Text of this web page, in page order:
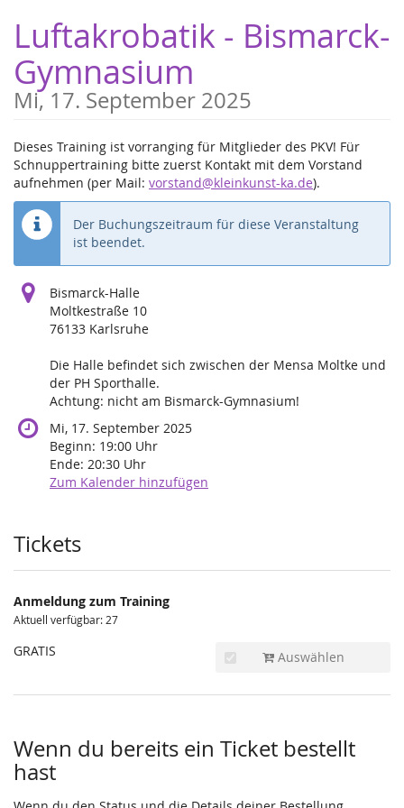
Haupt-
Inhalt
springen
Luftakrobatik - Bismarck-
Gymnasium
Mi, 17. September 2025
Dieses Training ist vorranging für Mitglieder des PKV! Für
Schnuppertraining bitte zuerst Kontakt mit dem Vorstand
aufnehmen (per Mail: vorstand@kleinkunst-ka.de).
Der Buchungszeitraum für diese Veranstaltung
ist beendet.
Bismarck-Halle
Moltkestraße 10
76133 Karlsruhe
Die Halle befindet sich zwischen der Mensa Moltke und
der PH Sporthalle.
Achtung: nicht am Bismarck-Gymnasium!
Mi, 17. September 2025
Beginn: 19:00 Uhr
Ende: 20:30 Uhr
Zum Kalender hinzufügen
Produkte
Tickets
Anmeldung zum Training
Aktuell verfügbar: 27
GRATIS Auswählen
Wenn du bereits ein Ticket bestellt
hast